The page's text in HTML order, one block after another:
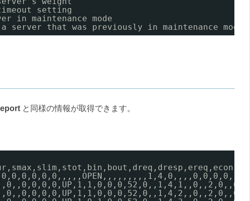
setting
in maintenance mode
server that was previously in maintenance mode
と同様の情報が取得できます。